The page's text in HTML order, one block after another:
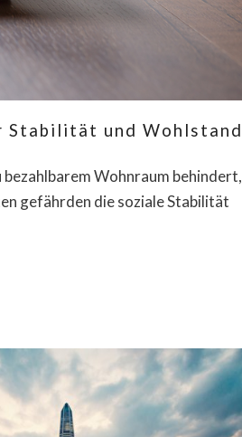
Stabilität und Wohlstand
bezahlbarem Wohnraum behindert,
gefährden die soziale Stabilität